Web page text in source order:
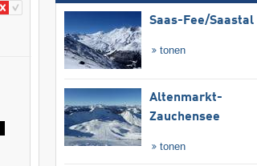
Saas-Fee/​Saastal
tonen
Altenmarkt-
Zauchensee
tonen